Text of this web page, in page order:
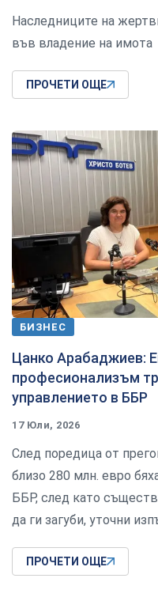
Наследниците на
във владение на имота
ПРОЧЕТИ ОЩЕ
БИЗНЕС
Цанко Арабаджиев:
професионализъм
управлението в ББР
17 Юли, 2026
След поредица от
близо 280 млн. евро
ББР, след като
да ги загуби, уточни
ПРОЧЕТИ ОЩЕ